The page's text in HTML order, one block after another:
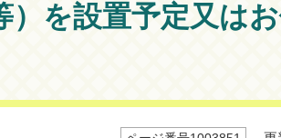
）を設置予定又は